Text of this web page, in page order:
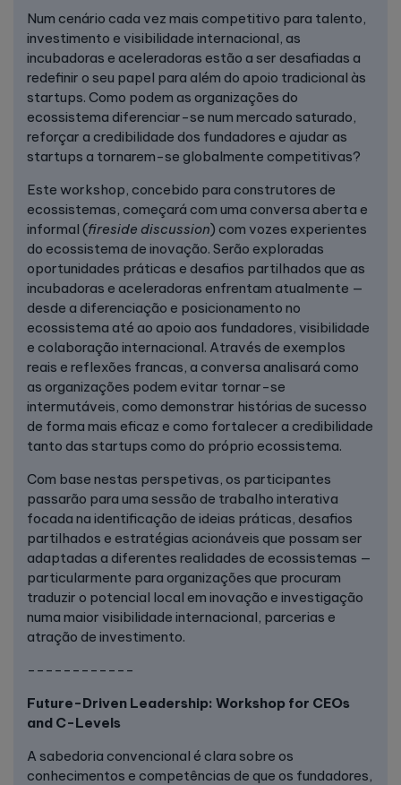
Num cenário cada vez mais competitivo para talento,
investimento e visibilidade internacional, as
incubadoras e aceleradoras estão a ser desafiadas a
redefinir o seu papel para além do apoio tradicional às
startups. Como podem as organizações do
ecossistema diferenciar-se num mercado saturado,
reforçar a credibilidade dos fundadores e ajudar as
startups a tornarem-se globalmente competitivas?
Este workshop, concebido para construtores de
ecossistemas, começará com uma conversa aberta e
informal (fireside discussion) com vozes experientes
do ecossistema de inovação. Serão exploradas
oportunidades práticas e desafios partilhados que as
incubadoras e aceleradoras enfrentam atualmente —
desde a diferenciação e posicionamento no
ecossistema até ao apoio aos fundadores, visibilidade
e colaboração internacional. Através de exemplos
reais e reflexões francas, a conversa analisará como
as organizações podem evitar tornar-se
intermutáveis, como demonstrar histórias de sucesso
de forma mais eficaz e como fortalecer a credibilidade
tanto das startups como do próprio ecossistema.
Com base nestas perspetivas, os participantes
passarão para uma sessão de trabalho interativa
focada na identificação de ideias práticas, desafios
partilhados e estratégias acionáveis que possam ser
adaptadas a diferentes realidades de ecossistemas —
particularmente para organizações que procuram
traduzir o potencial local em inovação e investigação
numa maior visibilidade internacional, parcerias e
atração de investimento.
------------
Future-Driven Leadership: Workshop for CEOs
and C-Levels
A sabedoria convencional é clara sobre os
conhecimentos e competências de que os fundadores,